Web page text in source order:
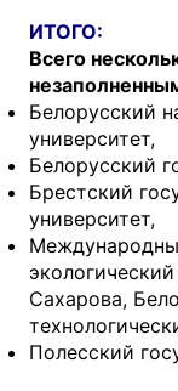
ИТОГО:
Всего
Белорусский
университет,
Белорусский
Брестский
университет,
Сахарова,
Полесский